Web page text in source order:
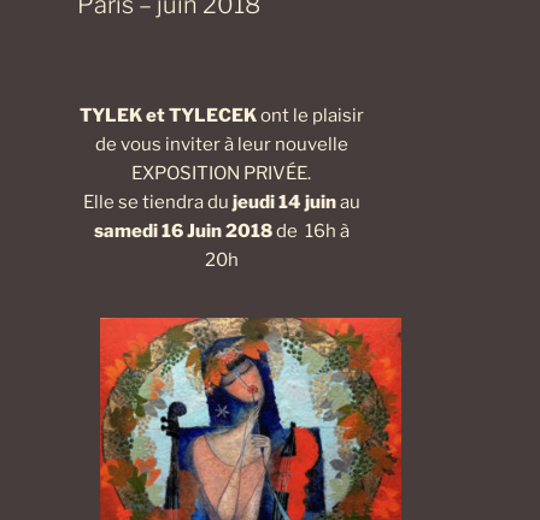
TYLEK et TYLECEKont le plaisir
de vous inviter à leur nouvelle
EXPOSITION PRIVÉE.
Elle se tiendra du jeudi 14 juinau
samedi 16 Juin 2018de 16h à
20h